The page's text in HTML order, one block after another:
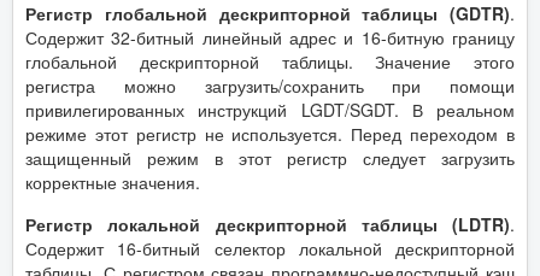
Регистр глобальной дескрипторной таблицы (GDTR).
Содержит 32-битный линейный адрес и 16-битную границу
глобальной дескрипторной таблицы. Значение этого
регистра можно загрузить/сохранить при помощи
привилегированных инструкций LGDT/SGDT. В реальном
режиме этот регистр не используется. Перед переходом в
защищенный режим в этот регистр следует загрузить
корректные значения.
Регистр локальной дескрипторной таблицы (LDTR).
Содержит 16-битный селектор локальной дескрипторной